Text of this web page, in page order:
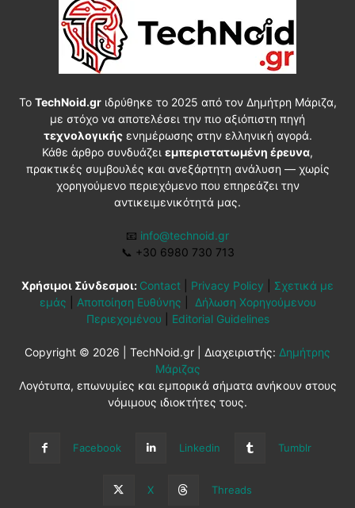
Το TechNoid.grιδρύθηκε το 2025 από τον Δημήτρη Μάριζα,
με στόχο να αποτελέσει την πιο αξιόπιστη πηγή
τεχνολογικήςενημέρωσης στην ελληνική αγορά.
Κάθε άρθρο συνδυάζει εμπεριστατωμένη έρευνα,
πρακτικές συμβουλές και ανεξάρτητη ανάλυση — χωρίς
χορηγούμενο περιεχόμενο που επηρεάζει την
αντικειμενικότητά μας.
📧 info@technoid.gr
📞 +30 6980 730 713
Χρήσιμοι Σύνδεσμοι: Contact Privacy Policy
Σχετικά με
εμάς
Αποποίηση Ευθύνης
Δήλωση Χορηγούμενου
Περιεχομένου
Editorial Guidelines
Copyright © 2026 | TechNoid.gr | Διαχειριστής: Δημήτρης
Μάριζας
Λογότυπα, επωνυμίες και εμπορικά σήματα ανήκουν στους
νόμιμους ιδιοκτήτες τους.
Facebook Linkedin Tumblr
X Threads